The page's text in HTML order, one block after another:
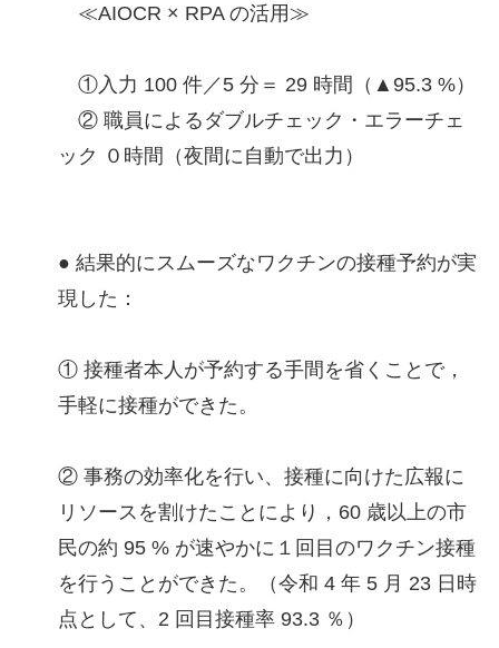
≪AIOCR × RPA の活用≫
①入力 100 件／5 分＝ 29 時間（▲95.3 %）
② 職員によるダブルチェック・エラーチェ
ック ０時間（夜間に自動で出力）
● 結果的にスムーズなワクチンの接種予約が実
現した：
① 接種者本人が予約する手間を省くことで，
手軽に接種ができた。
② 事務の効率化を行い、接種に向けた広報に
リソースを割けたことにより，60 歳以上の市
民の約 95 % が速やかに１回目のワクチン接種
を行うことができた。（令和 4 年 5 月 23 日時
点として、2 回目接種率 93.3 ％）